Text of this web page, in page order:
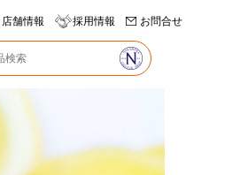
店舗情報 採用情報 お問合せ